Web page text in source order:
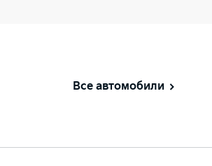
Все автомобили